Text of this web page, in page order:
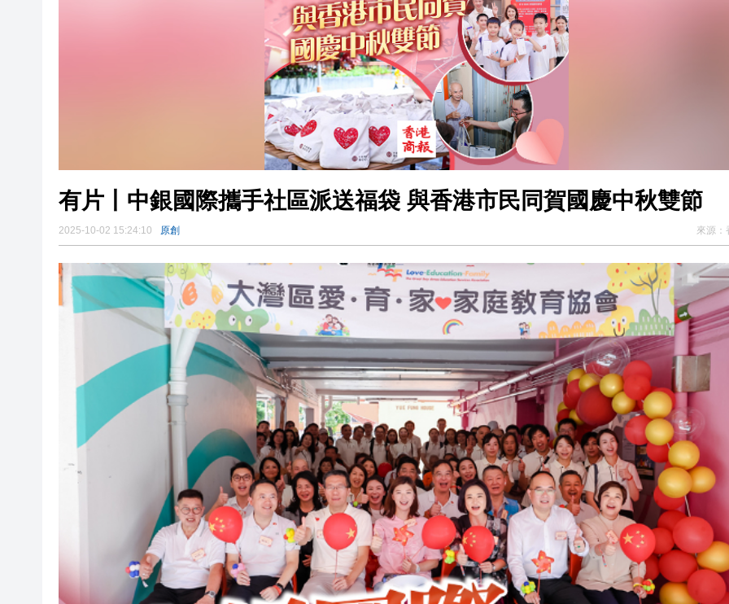
有片丨中銀國際攜手社區派送福袋 與香港市民同賀國慶中秋雙節
2025-10-02 15:24:10 原創 來源：